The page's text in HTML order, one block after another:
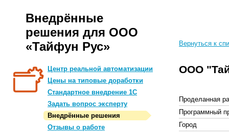
Внедрённые
решения для ООО
«Тайфун Рус»
Центр реальной автоматизации
Цены на типовые доработки
Стандартное внедрение 1С
Задать вопрос эксперту
Внедрённые решения
Отзывы о работе
Вернуться к
ООО
Проделанная
Программный
Город